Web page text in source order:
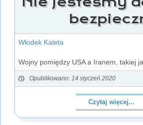
Włodek Kaleta
Wojny pomiędzy USA a Iranem, takiej
Opublikowano: 14 styczeń 2020
Czytaj więcej...